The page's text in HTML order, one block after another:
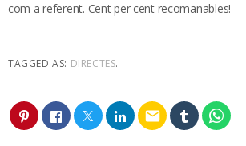
com a referent. Cent per cent recomanables!
TAGGED AS: DIRECTES.
email